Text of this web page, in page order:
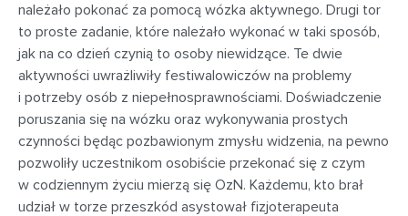
należało pokonać za pomocą wózka aktywnego. Drugi tor
to proste zadanie, które należało wykonać w taki sposób,
jak na co dzień czynią to osoby niewidzące. Te dwie
aktywności uwrażliwiły festiwalowiczów na problemy
i potrzeby osób z niepełnosprawnościami. Doświadczenie
poruszania się na wózku oraz wykonywania prostych
czynności będąc pozbawionym zmysłu widzenia, na pewno
pozwoliły uczestnikom osobiście przekonać się z czym
w codziennym życiu mierzą się OzN. Każdemu, kto brał
udział w torze przeszkód asystował fizjoterapeuta